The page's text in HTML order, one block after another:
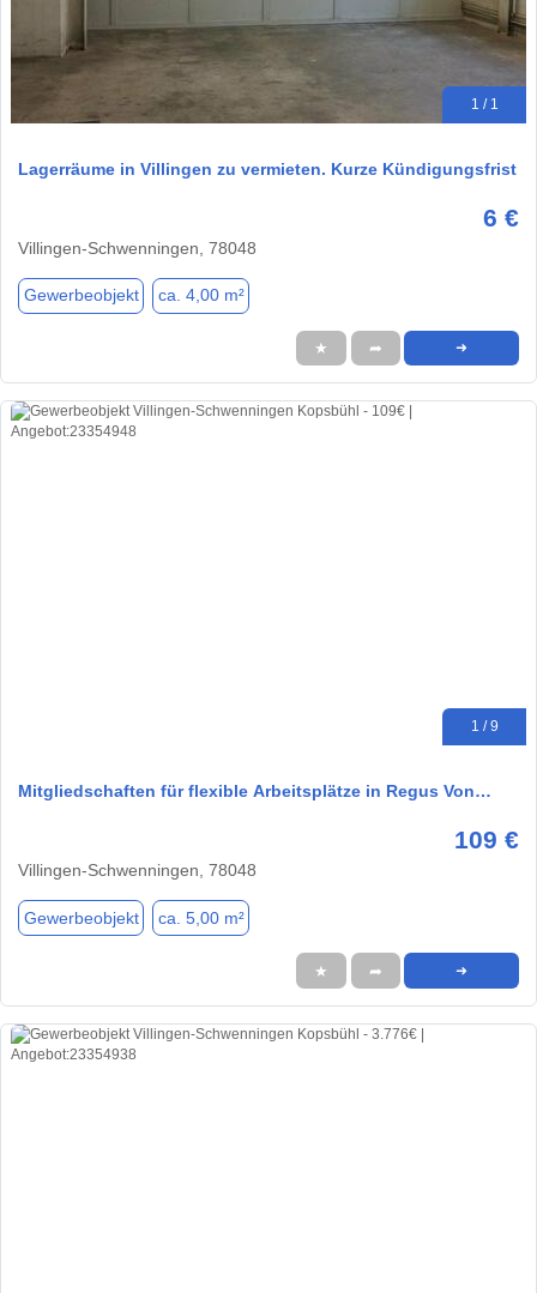
1 / 1
Lagerräume in Villingen zu vermieten. Kurze Kündigungsfrist
6 €
Villingen-Schwenningen, 78048
Gewerbeobjekt ca. 4,00 m²
★ ➦ ➜
1 / 9
Mitgliedschaften für flexible Arbeitsplätze in Regus Von…
109 €
Villingen-Schwenningen, 78048
Gewerbeobjekt ca. 5,00 m²
★ ➦ ➜